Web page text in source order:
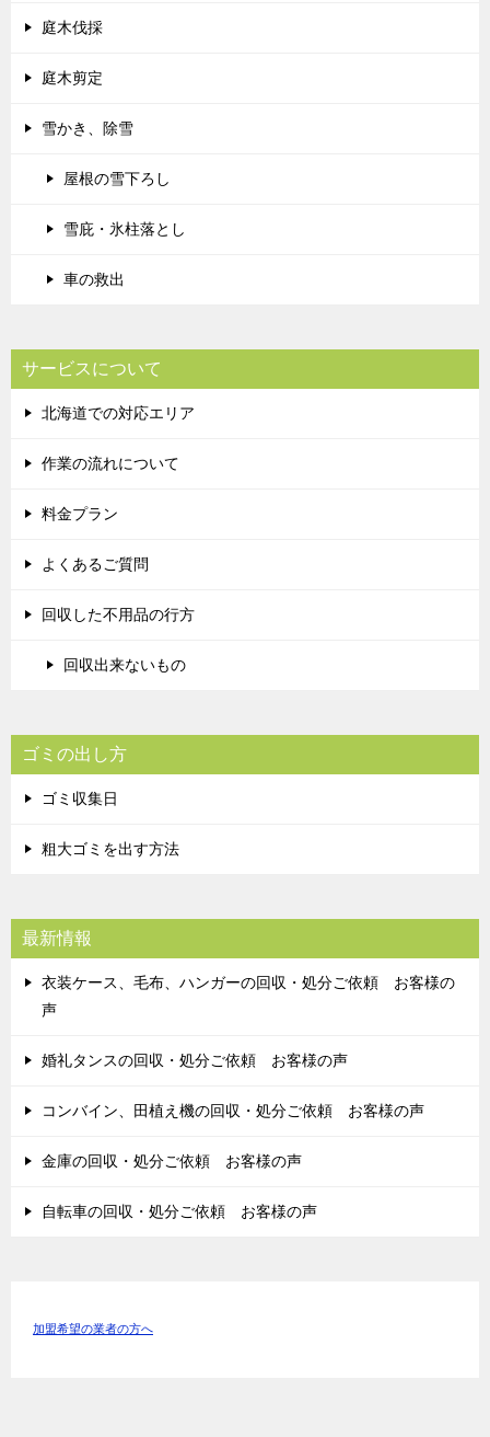
庭木伐採
庭木剪定
雪かき、除雪
屋根の雪下ろし
雪庇・氷柱落とし
車の救出
サービスについて
北海道での対応エリア
作業の流れについて
料金プラン
よくあるご質問
回収した不用品の行方
回収出来ないもの
ゴミの出し方
ゴミ収集日
粗大ゴミを出す方法
最新情報
衣装ケース、毛布、ハンガーの回収・処分ご依頼 お客様の
声
婚礼タンスの回収・処分ご依頼 お客様の声
コンバイン、田植え機の回収・処分ご依頼 お客様の声
金庫の回収・処分ご依頼 お客様の声
自転車の回収・処分ご依頼 お客様の声
加盟希望の業者の方へ